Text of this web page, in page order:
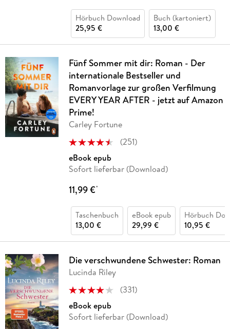
Hörbuch Download
25,95 €
Buch (kartoniert)
13,00 €
Fünf Sommer mit dir: Roman - Der
internationale Bestseller und
Romanvorlage zur großen Verfilmung
EVERY YEAR AFTER - jetzt auf Amazon
Prime!
Carley Fortune
(251)
eBook epub
Sofort lieferbar (Download)
11,99 €*
Taschenbuch
13,00 €
eBook epub
29,99 €
Hörbuch
10,95 €
Die verschwundene Schwester: Roman
Lucinda Riley
(331)
eBook epub
Sofort lieferbar (Download)